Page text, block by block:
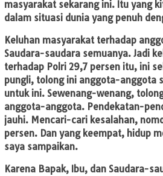
masyarakat sekarang ini. Itu yang
dalam situasi dunia yang penuh
Keluhan masyarakat terhadap
Saudara-saudara semuanya. Jadi
terhadap Polri 29,7 persen itu, ini
pungli, tolong ini anggota-anggota
untuk ini. Sewenang-wenang,
anggota-anggota. Pendekatan-
jauhi. Mencari-cari kesalahan,
persen. Dan yang keempat, hidup
saya sampaikan.
Karena Bapak, Ibu, dan Saudara-